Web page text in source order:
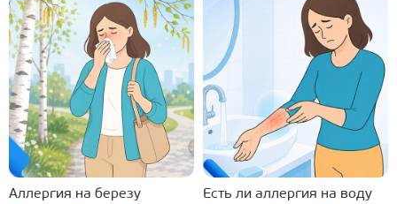
Аллергия на березу Есть ли аллергия на воду